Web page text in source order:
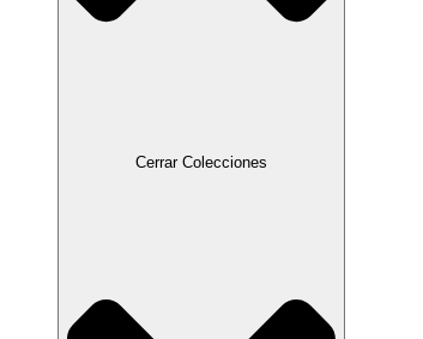
Cerrar Colecciones